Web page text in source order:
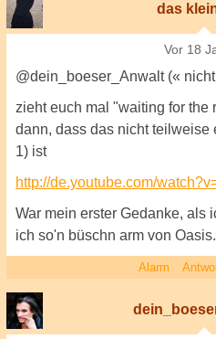
das
Vor 18
@dein_boeser_Anwalt («
zieht euch mal "waiting for the
dann, dass das nicht teilweise
1) ist
http://de.youtube.com/
War mein erster Gedanke, als
ich so'n büschn arm von Oasis.
Alarm